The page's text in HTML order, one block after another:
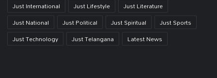
Just International
Just Lifestyle
Just Literature
Just National
Just Political Just Spiritual
Just Sports
Just Technology
Just Telangana Latest News